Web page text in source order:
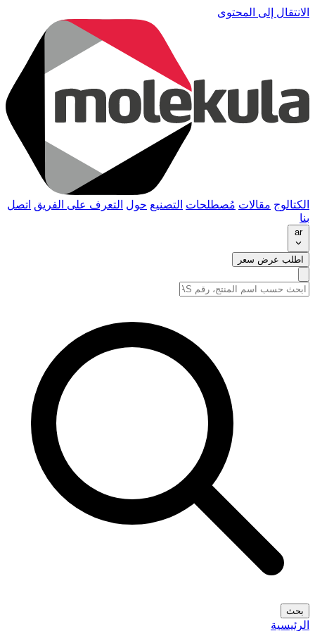
الانتقال إلى المحتوى
الكتالوج مقالات مُصطلحات التصنيع حول التعرف على الفريق اتصل
بنا
ar
اطلب عرض سعر
بحث
الرئيسية